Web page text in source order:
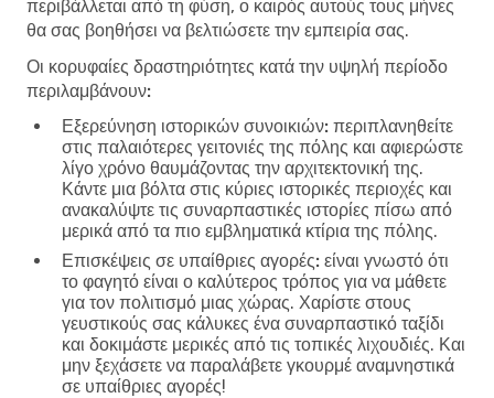
περιβάλλεται από τη φύση, ο καιρός αυτούς τους μήνες
θα σας βοηθήσει να βελτιώσετε την εμπειρία σας.
Οι κορυφαίες δραστηριότητες κατά την υψηλή περίοδο
περιλαμβάνουν:
Εξερεύνηση ιστορικών συνοικιών: περιπλανηθείτε
στις παλαιότερες γειτονιές της πόλης και αφιερώστε
λίγο χρόνο θαυμάζοντας την αρχιτεκτονική της.
Κάντε μια βόλτα στις κύριες ιστορικές περιοχές και
ανακαλύψτε τις συναρπαστικές ιστορίες πίσω από
μερικά από τα πιο εμβληματικά κτίρια της πόλης.
Επισκέψεις σε υπαίθριες αγορές: είναι γνωστό ότι
το φαγητό είναι ο καλύτερος τρόπος για να μάθετε
για τον πολιτισμό μιας χώρας. Χαρίστε στους
γευστικούς σας κάλυκες ένα συναρπαστικό ταξίδι
και δοκιμάστε μερικές από τις τοπικές λιχουδιές. Και
μην ξεχάσετε να παραλάβετε γκουρμέ αναμνηστικά
σε υπαίθριες αγορές!